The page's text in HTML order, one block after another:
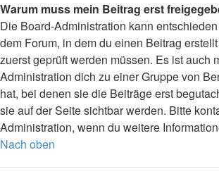
Warum muss mein Beitrag erst
Die Board-Administration kann
dem Forum, in dem du einen Beitrag
zuerst geprüft werden müssen. Es ist auch
Administration dich zu einer Gruppe von
hat, bei denen sie die Beiträge erst
sie auf der Seite sichtbar werden. Bitte
Administration, wenn du weitere
Nach oben